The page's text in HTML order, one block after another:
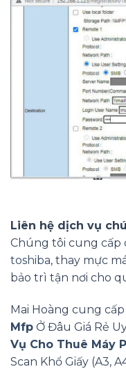
Liên hệ dịch vụ
Chúng tôi cung cấp
toshiba, thay mực
bảo trì tận nơi cho
Mai Hoàng cung cấp
Mfp Ở Đâu Giá Rẻ
Vụ Cho Thuê Máy
Scan Khổ Giấy (A3,